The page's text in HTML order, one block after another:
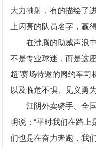
大力抽射，有的描绘了
上闪亮的队员名字，赢
在沸腾的助威声浪
不是专业球迷，而是这
超”赛场特邀的网约车司
以及临危不惧、见义勇
江阴外卖骑手、全
明说：“平时我们在路上
们也是在奋力奔跑，我